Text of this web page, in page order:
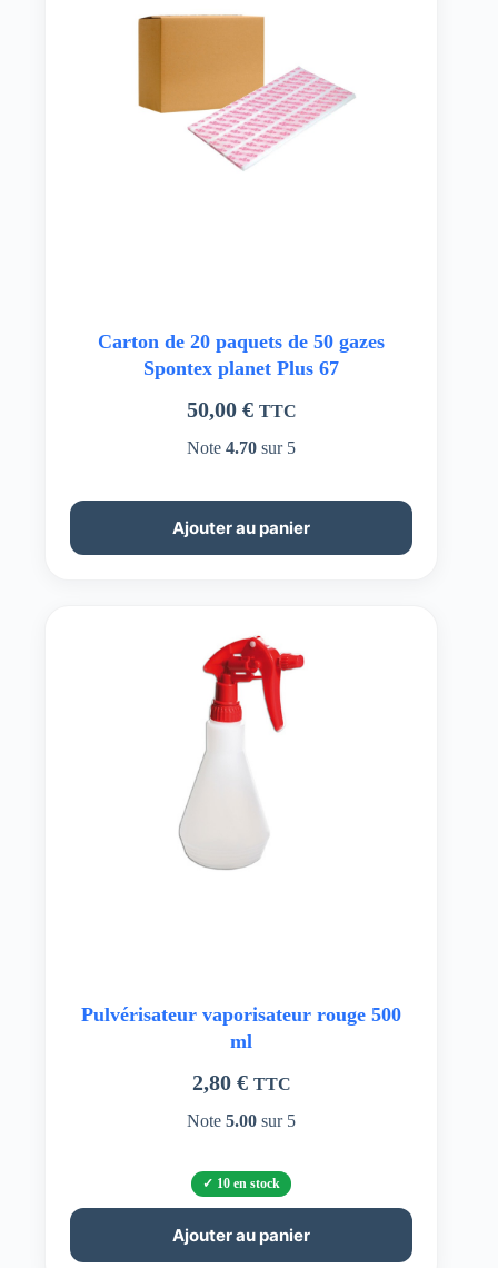
Carton de 20 paquets de 50 gazes
Spontex planet Plus 67
50,00 € TTC
Note4.70 sur 5
Ajouter au panier
Pulvérisateur vaporisateur rouge 500
ml
2,80 € TTC
Note5.00 sur 5
10 en stock
Ajouter au panier